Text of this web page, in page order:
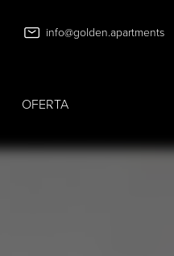
info@golden.apartments
OFERTA